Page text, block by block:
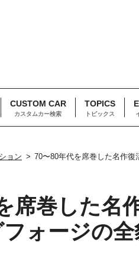
CUSTOM CAR
カスタムカー検索
TOPICS
トピックス
ョン 70〜80年代を席巻した名作
席巻した名
ォージの